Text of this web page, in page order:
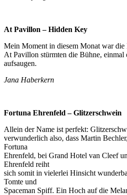
At Pavillon – Hidden Key
Mein Moment in diesem Monat war
At Pavillon stürmten die Bühne, einmal
aufsaugen.
Jana Haberkern
Fortuna Ehrenfeld – Glitzerschwein
Allein der Name ist perfekt:
verwunderlich also, dass Martin
Fortuna
Ehrenfeld, bei Grand Hotel van Cleef
Ehrenfeld reiht
sich somit in vielerlei Hinsicht
Tomte und
Spaceman Spiff. Ein Hoch auf die